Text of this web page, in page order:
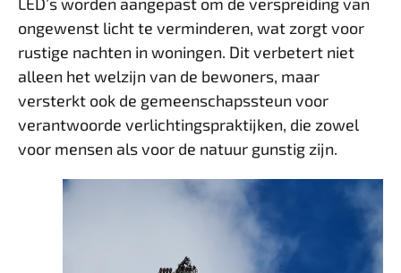
ongewenst licht te verminderen, wat zorgt voor
rustige nachten in woningen. Dit verbetert niet
alleen het welzijn van de bewoners, maar
versterkt ook de gemeenschapssteun voor
verantwoorde verlichtingspraktijken, die zowel
voor mensen als voor de natuur gunstig zijn.